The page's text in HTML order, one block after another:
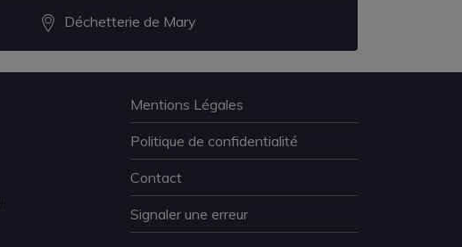
Déchetterie de Mary
Mentions Légales
Politique de confidentialité
Contact
Signaler une erreur